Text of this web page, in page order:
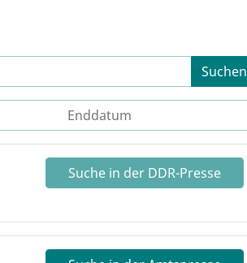
Suchen
Suche in der DDR-Presse